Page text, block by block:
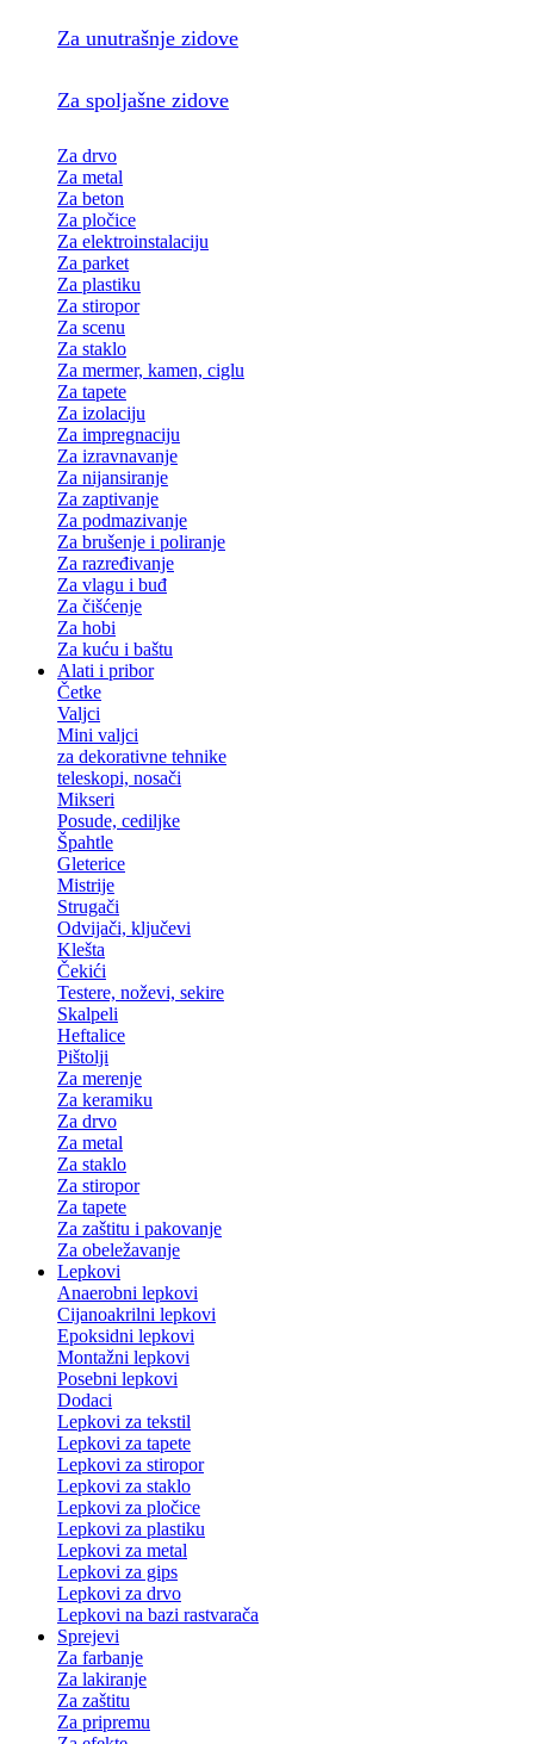
Za unutrašnje zidove
Za spoljašne zidove
Za drvo
Za metal
Za beton
Za pločice
Za elektroinstalaciju
Za parket
Za plastiku
Za stiropor
Za scenu
Za staklo
Za mermer, kamen, ciglu
Za tapete
Za izolaciju
Za impregnaciju
Za izravnavanje
Za nijansiranje
Za zaptivanje
Za podmazivanje
Za brušenje i poliranje
Za razređivanje
Za vlagu i buđ
Za čišćenje
Za hobi
Za kuću i baštu
Alati i pribor
Četke
Valjci
Mini valjci
za dekorativne tehnike
teleskopi, nosači
Mikseri
Posude, cediljke
Špahtle
Gleterice
Mistrije
Strugači
Odvijači, ključevi
Klešta
Čekići
Testere, noževi, sekire
Skalpeli
Heftalice
Pištolji
Za merenje
Za keramiku
Za drvo
Za metal
Za staklo
Za stiropor
Za tapete
Za zaštitu i pakovanje
Za obeležavanje
Lepkovi
Anaerobni lepkovi
Cijanoakrilni lepkovi
Epoksidni lepkovi
Montažni lepkovi
Posebni lepkovi
Dodaci
Lepkovi za tekstil
Lepkovi za tapete
Lepkovi za stiropor
Lepkovi za staklo
Lepkovi za pločice
Lepkovi za plastiku
Lepkovi za metal
Lepkovi za gips
Lepkovi za drvo
Lepkovi na bazi rastvarača
Sprejevi
Za farbanje
Za lakiranje
Za zaštitu
Za pripremu